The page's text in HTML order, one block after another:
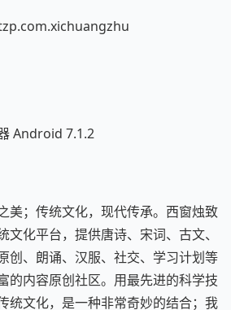
Android 7.1.2
美；传统文化，现代传承。西窗烛致
文化平台，提供唐诗、宋词、古文、
创、朗诵、汉服、社交、学习计划等
的内容原创社区。用最先进的科学技
统文化，是一种非常奇妙的结合；我